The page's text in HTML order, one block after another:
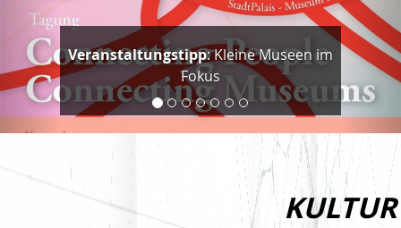
Veranstaltungstipp: Kleine Museen im
Fokus
KULTUR